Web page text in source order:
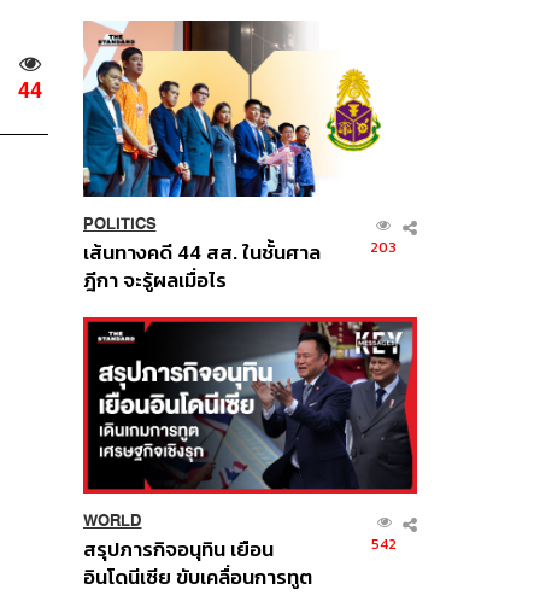
44
POLITICS
เส้นทางคดี 44 สส. ในชั้นศาล
ฎีกา จะรู้ผลเมื่อไร
203
WORLD
สรุปภารกิจอนุทิน เยือน
อินโดนีเซีย ขับเคลื่อนการทูต
542